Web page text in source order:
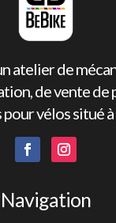
atelier de
de vente de
pour vélos situé
Navigation